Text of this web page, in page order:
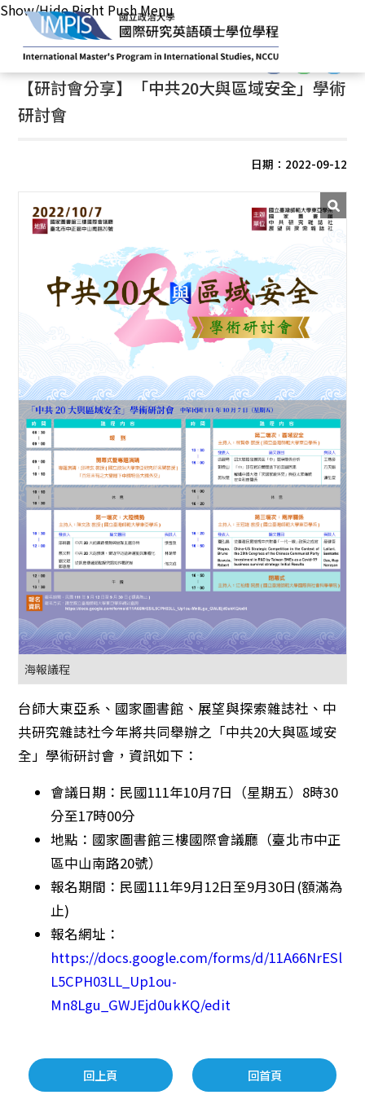
Show/Hide Right Push Menu
首頁/最新消息/學術活動
::::::
【研討會分享】「中共20大與區域安全」學術
研討會
日期：2022-09-12
海報議程
台師大東亞系、國家圖書館、展望與探索雜誌社、中
共研究雜誌社今年將共同舉辦之「中共20大與區域安
全」學術研討會，資訊如下：
會議日期：民國111年10月7日（星期五）8時30
分至17時00分
地點：國家圖書館三樓國際會議廳（臺北市中正
區中山南路20號）
報名期間：民國111年9月12日至9月30日(額滿為
止)
報名網址：
https://docs.google.com/forms/d/11A66NrESl
L5CPH03LL_Up1ou-
Mn8Lgu_GWJEjd0ukKQ/edit
回上頁 回首頁